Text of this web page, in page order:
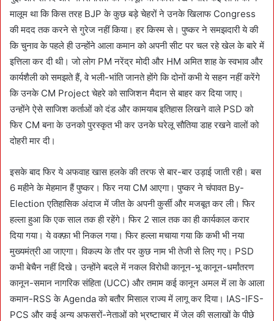
मालूम था कि किस तरह BJP के कुछ बड़े चेहरों ने उनके खिलाफ Congress
की मदद तक करने से गुरेज नहीं किया। हर किस्म से। पुष्कर ने समझदारी ये की
कि चुनाव के पहले ही उन्होंने आला कमान को अपनी सीट पर चल रहे खेल के बारे में
इत्तिला कर दी थी। जो लोग PM नरेंद्र मोदी और HM अमित शाह के स्वभाव और
कार्यशैली को समझते हैं, वे भली-भांति जानते होंगे कि दोनों कभी ये सहन नहीं करेंगे
कि उनके CM Project चेहरे को साजिशन मैदान से बाहर कर दिया जाए।
उन्होंने ऐसे साजिश कर्ताओं को दंड और कामयाब इतिहास लिखने वाले PSD को
फिर CM बना के उनको पुरस्कृत भी कर उनके घरेलू सौतिया डाह रखने वालों को
दोहरी मार दी।
इसके बाद फिर ये अफवाह खास हलके की तरफ से बार-बार उड़ाई जाती रही। बस
6 महीने के मेहमान हैं पुष्कर। फिर नया CM आएगा। पुष्कर ने चंपावत By-
Election एतिहासिक अंदाज में जीत के अपनी कुर्सी और मजबूत कर ली। फिर
हल्ला हुआ कि एक साल तक ही रहेंगे। फिर 2 साल तक का ही कार्यकाल करार
दिया गया। ये वक्फ़ा भी निकल गया। फिर हल्ला मचाया गया कि कभी भी नया
मुख्यमंत्री आ जाएगा। विकल्प के तौर पर कुछ नाम भी तेजी से लिए गए। PSD
कभी बेचैन नहीं दिखे। उन्होंने बदले में नकल विरोधी कानून-भू कानून-धर्मांतरण
कानून-समान नागरिक संहिता (UCC) और तमाम कई कानून अमल में ला के आला
कमान-RSS के Agenda को बतौर मिसाल राज्य में लागू कर दिया। IAS-IFS-
PCS और कई अन्य अफसरों-नेताओं को भ्रष्टाचार में जेल की सलाखों के पीछे